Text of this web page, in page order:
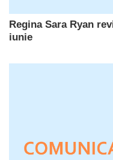
Regina Sara Ryan
iunie